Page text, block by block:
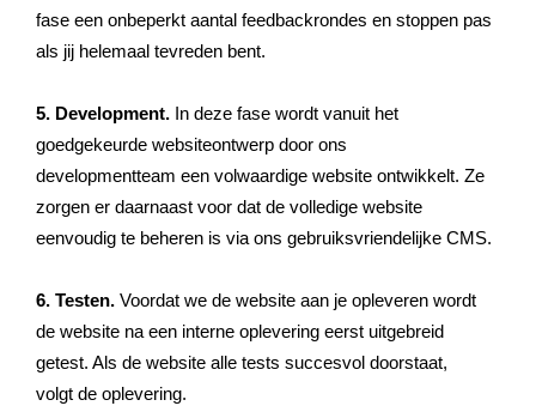
fase een onbeperkt aantal feedbackrondes en stoppen pas
als jij helemaal tevreden bent.
5. Development. In deze fase wordt vanuit het
goedgekeurde websiteontwerp door ons
developmentteam een volwaardige website ontwikkelt. Ze
zorgen er daarnaast voor dat de volledige website
eenvoudig te beheren is via ons gebruiksvriendelijke CMS.
6. Testen. Voordat we de website aan je opleveren wordt
de website na een interne oplevering eerst uitgebreid
getest. Als de website alle tests succesvol doorstaat,
volgt de oplevering.